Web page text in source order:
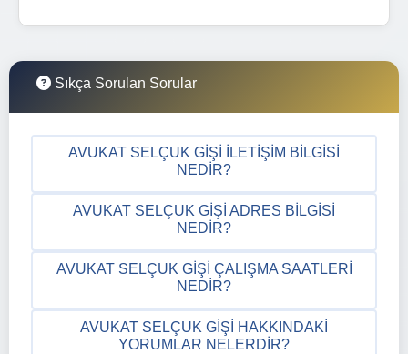
Sıkça Sorulan Sorular
AVUKAT SELÇUK GIŞI İLETIŞIM BILGISI
NEDIR?
AVUKAT SELÇUK GIŞI ADRES BILGISI
NEDIR?
AVUKAT SELÇUK GIŞI ÇALIŞMA SAATLERI
NEDIR?
AVUKAT SELÇUK GIŞI HAKKINDAKI
YORUMLAR NELERDIR?